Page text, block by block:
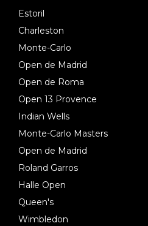
Estoril
Charleston
Monte-Carlo
Open de Madrid
Open de Roma
Open 13 Provence
Indian Wells
Monte-Carlo Masters
Open de Madrid
Roland Garros
Halle Open
Queen's
Wimbledon